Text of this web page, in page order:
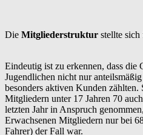
Die Mitgliederstruktur stellte sich
Eindeutig ist zu erkennen, dass die
Jugendlichen nicht nur
besonders aktiven Kunden zählten.
Mitgliedern unter 17 Jahren 70
letzten Jahr in Anspruch
Erwachsenen Mitgliedern nur bei
Fahrer) der Fall war.